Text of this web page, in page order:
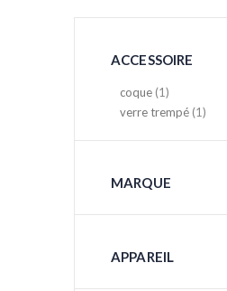
ACCESSOIRE
coque 1
article
verre trempé 1
article
MARQUE
APPAREIL